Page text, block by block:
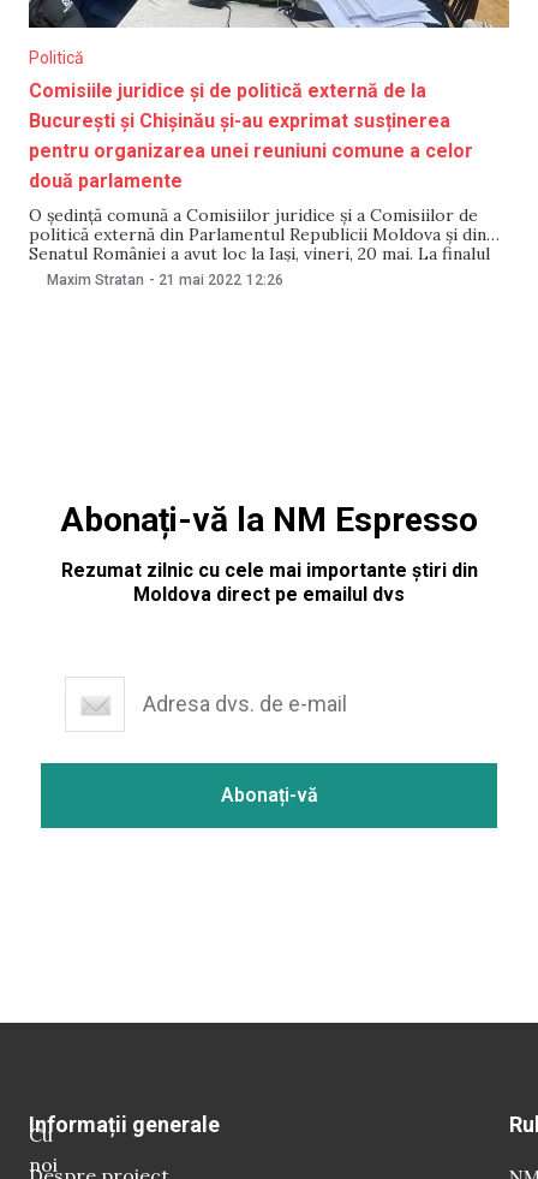
Politică
Comisiile juridice şi de politică externă de la
București și Chișinău și-au exprimat susținerea
pentru organizarea unei reuniuni comune a celor
două parlamente
O ședință comună a Comisiilor juridice și a Comisiilor de
politică externă din Parlamentul Republicii Moldova și din
Senatul României a avut loc la Iași, vineri, 20 mai. La finalul
ședinței a fost semnată o declarație comună. Potrivit
acesteia, membrii comisiilor și-au exprimat susținerea
Maxim Stratan - 21 mai 2022 12:26
Abonați-vă la NM Espresso
Rezumat zilnic cu cele mai importante știri din
Moldova direct pe emailul dvs
Cu
noi
Informații generale